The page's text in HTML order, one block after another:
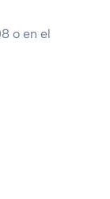
o en el